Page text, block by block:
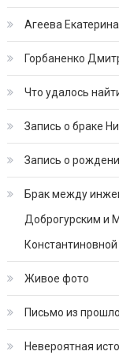
Агеева
Горбаненко
Что удалось
Запись о браке
Запись о
Брак между
Доброгурским и
Живое фото
Письмо из
Невероятная